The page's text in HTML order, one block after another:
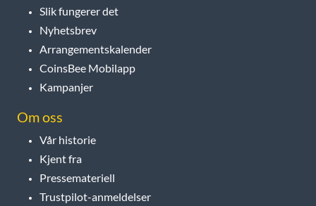
Slik fungerer det
Nyhetsbrev
Arrangementskalender
CoinsBee Mobilapp
Kampanjer
Om oss
Vår historie
Kjent fra
Pressemateriell
Trustpilot-anmeldelser